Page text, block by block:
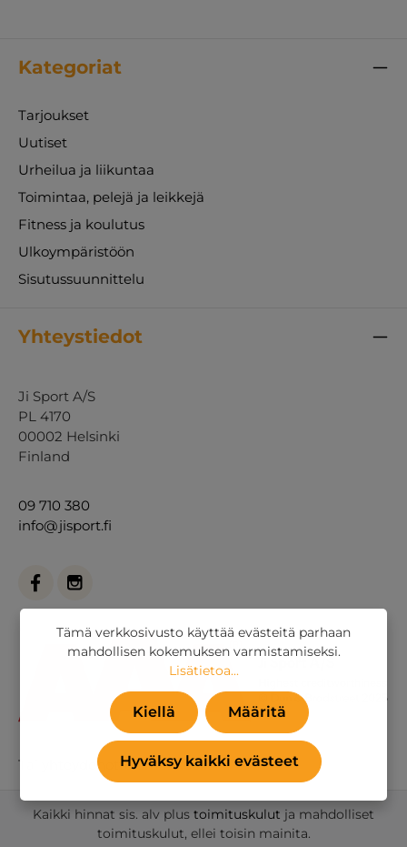
Kategoriat
Tarjoukset
Uutiset
Urheilua ja liikuntaa
Toimintaa, pelejä ja leikkejä
Fitness ja koulutus
Ulkoympäristöön
Sisutussuunnittelu
Yhteystiedot
Ji Sport A/S
PL 4170
00002 Helsinki
Finland
09 710 380
info@jisport.fi
Tai yhteydenottolomakkeella.
Kaikki hinnat sis. alv plus toimituskulut ja mahdolliset
toimituskulut, ellei toisin mainita.
Tämä verkkosivusto käyttää evästeitä parhaan
mahdollisen kokemuksen varmistamiseksi.
Lisätietoa...
Kiellä Määritä
Hyväksy kaikki evästeet